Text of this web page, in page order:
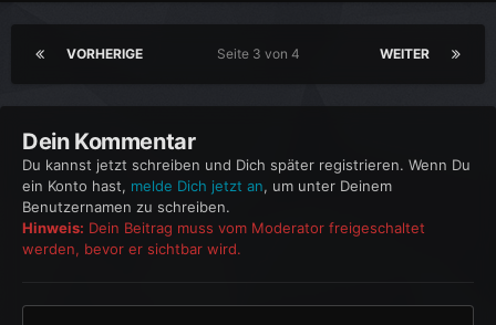
VORHERIGE WEITER
Seite 3 von 4
Dein Kommentar
Du kannst jetzt schreiben und Dich später registrieren. Wenn Du
ein Konto hast, melde Dich jetzt an, um unter Deinem
Benutzernamen zu schreiben.
Hinweis: Dein Beitrag muss vom Moderator freigeschaltet
werden, bevor er sichtbar wird.